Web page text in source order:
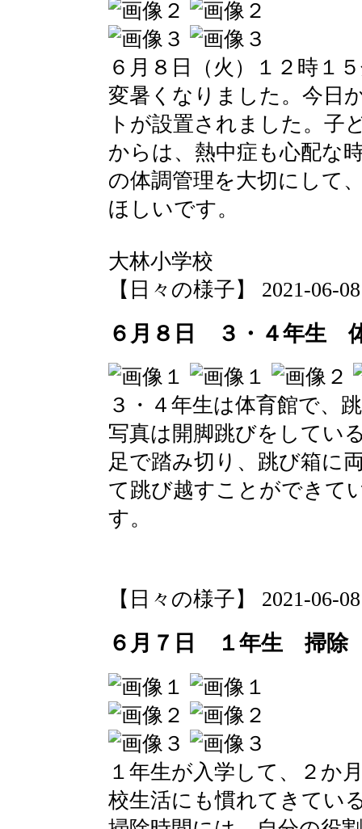
６月８日（火）１２時１
変暑くなりました。今日
トが設置されました。子
からは、熱中症も心配な
の体調管理を大切にして
ほしいです。
大林小学校
【日々の様子】 2021-06-
６月８日 ３・４年生
３・４年生は体育館で、
写真は開脚跳びをしてい
足で踏み切り、跳び箱に
て跳び越すことができて
す。
【日々の様子】 2021-06-
６月７日 １年生 掃除
１年生が入学して、２か
校生活にも慣れてきてい